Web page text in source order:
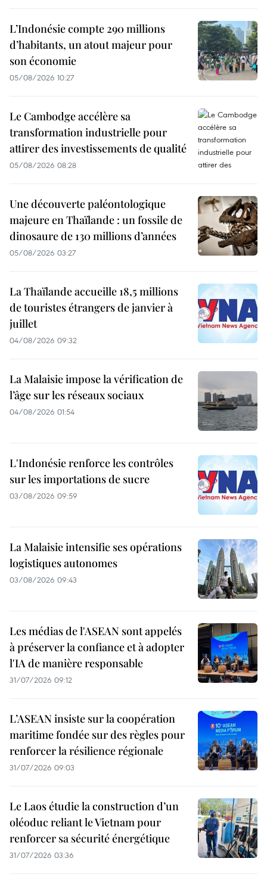
L’Indonésie compte 290 millions
d’habitants, un atout majeur pour
son économie
05/08/2026 10:27
Le Cambodge accélère sa
transformation industrielle pour
attirer des investissements de qualité
05/08/2026 08:28
Une découverte paléontologique
majeure en Thaïlande : un fossile de
dinosaure de 130 millions d’années
05/08/2026 03:27
La Thaïlande accueille 18,5 millions
de touristes étrangers de janvier à
juillet
04/08/2026 09:32
La Malaisie impose la vérification de
l’âge sur les réseaux sociaux
04/08/2026 01:54
L'Indonésie renforce les contrôles
sur les importations de sucre
03/08/2026 09:59
La Malaisie intensifie ses opérations
logistiques autonomes
03/08/2026 09:43
Les médias de l'ASEAN sont appelés
à préserver la confiance et à adopter
l'IA de manière responsable
31/07/2026 09:12
L’ASEAN insiste sur la coopération
maritime fondée sur des règles pour
renforcer la résilience régionale
31/07/2026 09:03
Le Laos étudie la construction d’un
oléoduc reliant le Vietnam pour
renforcer sa sécurité énergétique
31/07/2026 03:36